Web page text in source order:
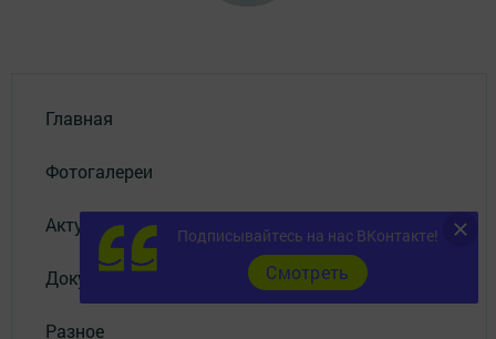
Главная
Фотогалереи
Актуальное видео
Документы
Разное
Подписывайтесь на нас ВКонтакте!
Cмотреть